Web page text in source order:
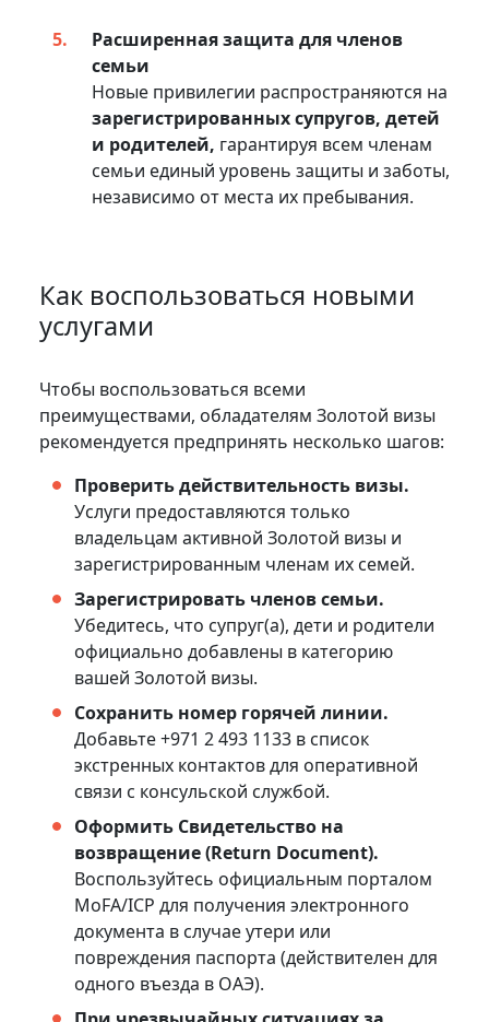
Расширенная защита для членов
семьи
Новые привилегии распространяются на
зарегистрированных супругов, детей
и родителей, гарантируя всем членам
семьи единый уровень защиты и заботы,
независимо от места их пребывания.
Как воспользоваться новыми
услугами
Чтобы воспользоваться всеми
преимуществами, обладателям Золотой визы
рекомендуется предпринять несколько шагов:
Проверить действительность визы.
Услуги предоставляются только
владельцам активной Золотой визы и
зарегистрированным членам их семей.
Зарегистрировать членов семьи.
Убедитесь, что супруг(а), дети и родители
официально добавлены в категорию
вашей Золотой визы.
Сохранить номер горячей линии.
Добавьте +971 2 493 1133 в список
экстренных контактов для оперативной
связи с консульской службой.
Оформить Свидетельство на
возвращение (Return Document).
Воспользуйтесь официальным порталом
MoFA/ICP для получения электронного
документа в случае утери или
повреждения паспорта (действителен для
одного въезда в ОАЭ).